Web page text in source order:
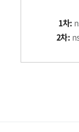
1차:
2차: